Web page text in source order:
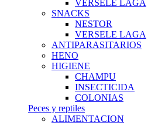
VERSELE LAGA
SNACKS
NESTOR
VERSELE LAGA
ANTIPARASITARIOS
HENO
HIGIENE
CHAMPU
INSECTICIDA
COLONIAS
Peces y reptiles
ALIMENTACION